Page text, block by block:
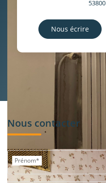
53800
Nous écrire
Nous contacter
Prénom*